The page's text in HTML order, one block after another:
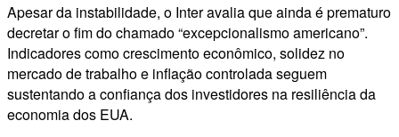
Apesar da instabilidade, o Inter avalia que ainda é prematuro
decretar o fim do chamado “excepcionalismo americano”.
Indicadores como crescimento econômico, solidez no
mercado de trabalho e inflação controlada seguem
sustentando a confiança dos investidores na resiliência da
economia dos EUA.